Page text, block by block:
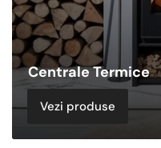
Centrale Termice
Vezi produse